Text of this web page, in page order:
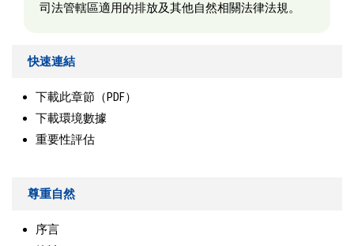
司法管轄區適用的排放及其他自然相關法律法規。
快速連結
下載此章節（PDF）
下載環境數據
重要性評估
尊重自然
序言